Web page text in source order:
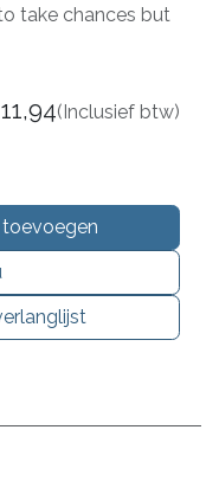
take chances but
11,94(Inclusief btw)